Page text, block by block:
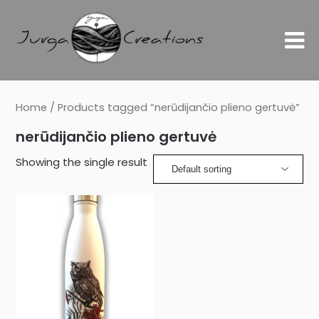
Home / Products tagged “nerūdijančio plieno gertuvė”
nerūdijančio plieno gertuvė
Showing the single result